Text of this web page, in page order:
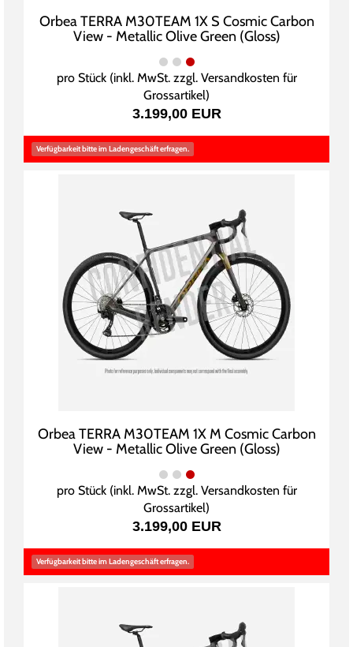
Orbea TERRA M30TEAM 1X S Cosmic Carbon
View - Metallic Olive Green (Gloss)
pro Stück (inkl. MwSt. zzgl. Versandkosten für
Grossartikel)
3.199,00 EUR
Verfügbarkeit bitte im Ladengeschäft erfragen.
Orbea TERRA M30TEAM 1X M Cosmic Carbon
View - Metallic Olive Green (Gloss)
pro Stück (inkl. MwSt. zzgl. Versandkosten für
Grossartikel)
3.199,00 EUR
Verfügbarkeit bitte im Ladengeschäft erfragen.